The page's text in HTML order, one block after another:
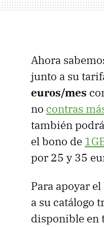
Ahora
junto a su
euros/mes
no contras
también
el bono de
por 25 y 35
Para apoyar
a su catálogo
disponible en